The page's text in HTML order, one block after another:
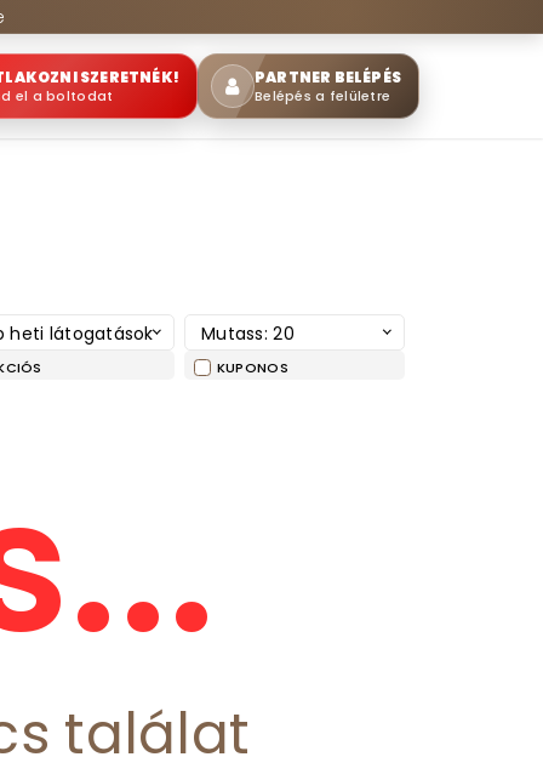
SZERETNÉK!
el a boltodat
PARTNER BELÉPÉS
Belépés a felületre
heti látogatások Mutass: 20
KUPONOS
találat